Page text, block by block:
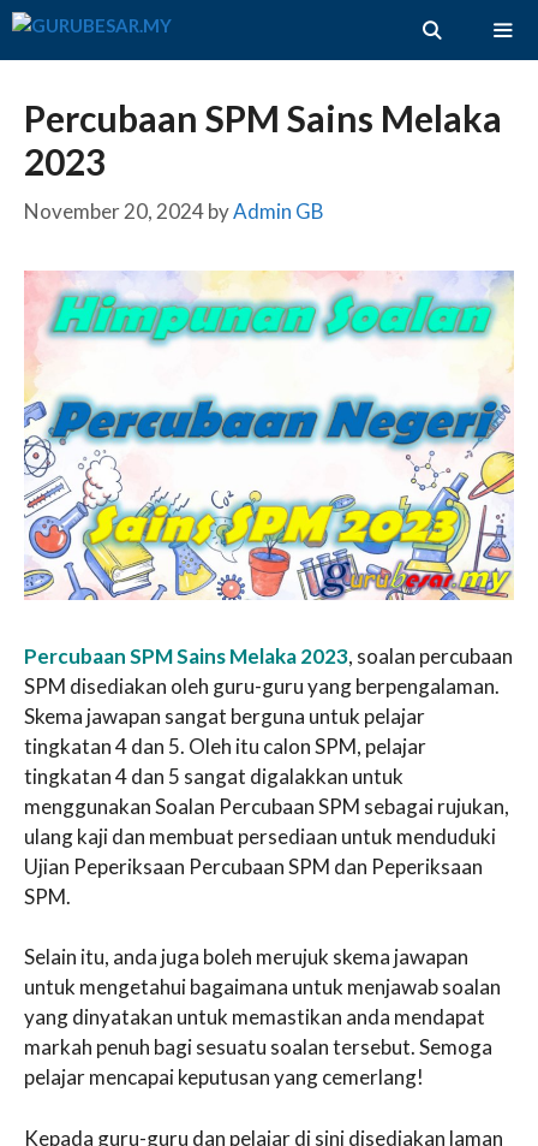
Skip
Percubaan SPM Sains Melaka
2023
November 20, 2024byAdmin GB
Percubaan SPM Sains Melaka 2023, soalan percubaan
SPM disediakan oleh guru-guru yang berpengalaman.
Skema jawapan sangat berguna untuk pelajar
tingkatan 4 dan 5. Oleh itu calon SPM, pelajar
tingkatan 4 dan 5 sangat digalakkan untuk
menggunakan Soalan Percubaan SPM sebagai rujukan,
ulang kaji dan membuat persediaan untuk menduduki
Ujian Peperiksaan Percubaan SPM dan Peperiksaan
SPM.
Selain itu, anda juga boleh merujuk skema jawapan
untuk mengetahui bagaimana untuk menjawab soalan
yang dinyatakan untuk memastikan anda mendapat
markah penuh bagi sesuatu soalan tersebut. Semoga
pelajar mencapai keputusan yang cemerlang!
Kepada guru-guru dan pelajar di sini disediakan laman